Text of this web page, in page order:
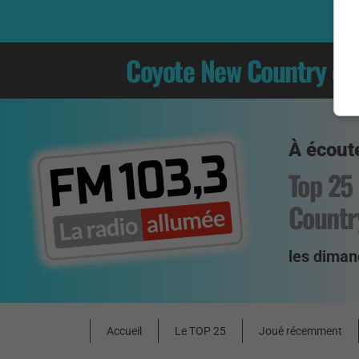
Coyote New Country
À
Top
les
Accueil Le TOP 25 Joué récemment